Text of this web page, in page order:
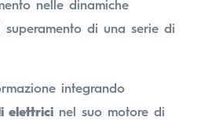
nelle dinamiche
di una serie di
integrando
elettrici nel suo motore di